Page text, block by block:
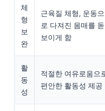
체
형
보
완
근육질 체형, 운동으
로 다져진 몸매를 돋
보이게 함
활
동
성
적절한 여유로움으
편안한 활동성 제공